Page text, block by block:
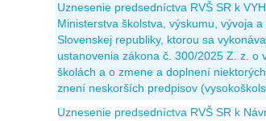
Uznesenie predsedníctva RVŠ SR k
Ministerstva školstva, výskumu, vývoja
Slovenskej republiky, ktorou sa
ustanovenia zákona č. 300/2025 Z. z. o
školách a o zmene a doplnení
znení neskorších predpisov
Uznesenie predsedníctva RVŠ SR k